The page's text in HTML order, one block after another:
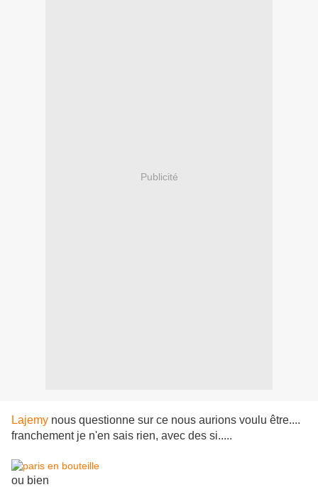
Publicité
Lajemy nous questionne sur ce nous aurions voulu être....
franchement je n'en sais rien, avec des si.....
ou bien